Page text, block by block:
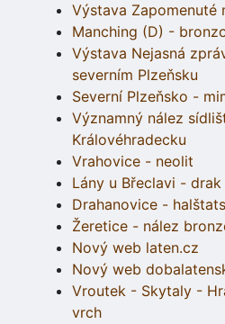
Výstava Zapomenuté
Manching (D) -
Výstava Nejasná
severním Plzeňsku
Severní Plzeňsko -
Významný nález
Královéhradecku
Vrahovice - neolit
Lány u Břeclavi -
Drahanovice -
Žeretice - nález
Nový web laten.cz
Nový web
Vroutek - Skytaly -
vrch